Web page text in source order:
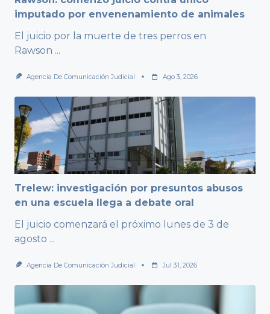
imputado por envenenamiento de animales
El juicio por la muerte de tres perros en
Rawson ...
Agencia De Comunicación Judicial Ago 3, 2026
Trelew: investigación por presuntos abusos
en una escuela llega a debate oral
El juicio comenzará el próximo lunes de 3 de
agosto ...
Agencia De Comunicación Judicial Jul 31, 2026